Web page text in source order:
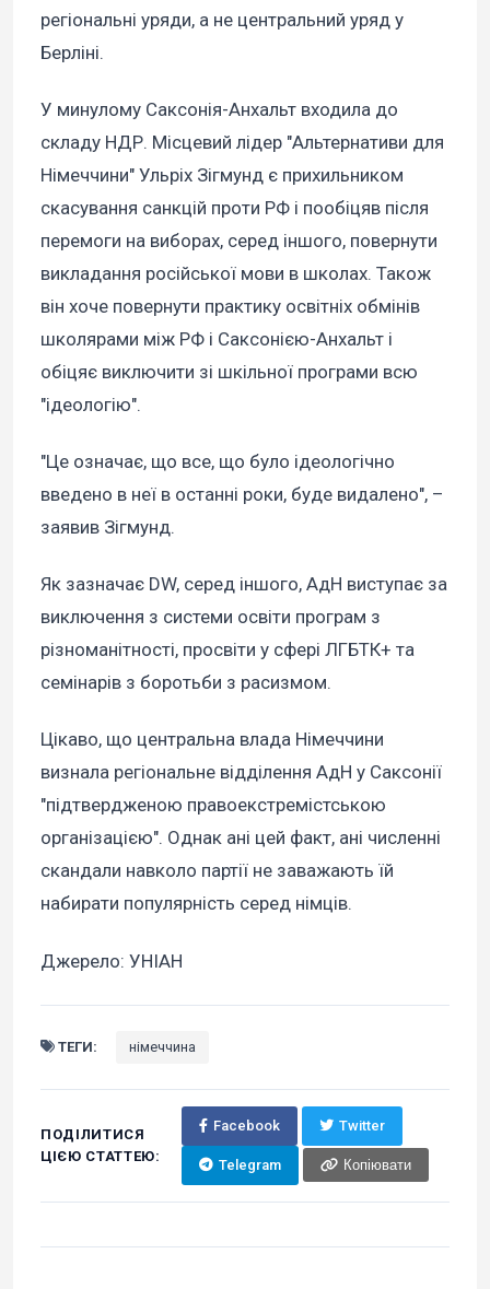
регіональні уряди, а не центральний уряд у
Берліні.
У минулому Саксонія-Анхальт входила до
складу НДР. Місцевий лідер "Альтернативи для
Німеччини" Ульріх Зігмунд є прихильником
скасування санкцій проти РФ і пообіцяв після
перемоги на виборах, серед іншого, повернути
викладання російської мови в школах. Також
він хоче повернути практику освітніх обмінів
школярами між РФ і Саксонією-Анхальт і
обіцяє виключити зі шкільної програми всю
"ідеологію".
"Це означає, що все, що було ідеологічно
введено в неї в останні роки, буде видалено", –
заявив Зігмунд.
Як зазначає DW, серед іншого, АдН виступає за
виключення з системи освіти програм з
різноманітності, просвіти у сфері ЛГБТК+ та
семінарів з боротьби з расизмом.
Цікаво, що центральна влада Німеччини
визнала регіональне відділення АдН у Саксонії
"підтвердженою правоекстремістською
організацією". Однак ані цей факт, ані численні
скандали навколо партії не заважають їй
набирати популярність серед німців.
Джерело: УНІАН
ТЕГИ: німеччина
ПОДІЛИТИСЯ
ЦІЄЮ СТАТТЕЮ:
Facebook Twitter
Telegram Копіювати